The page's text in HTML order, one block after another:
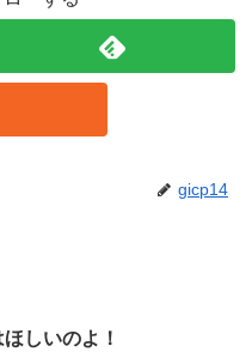
gicp14
しいのよ！